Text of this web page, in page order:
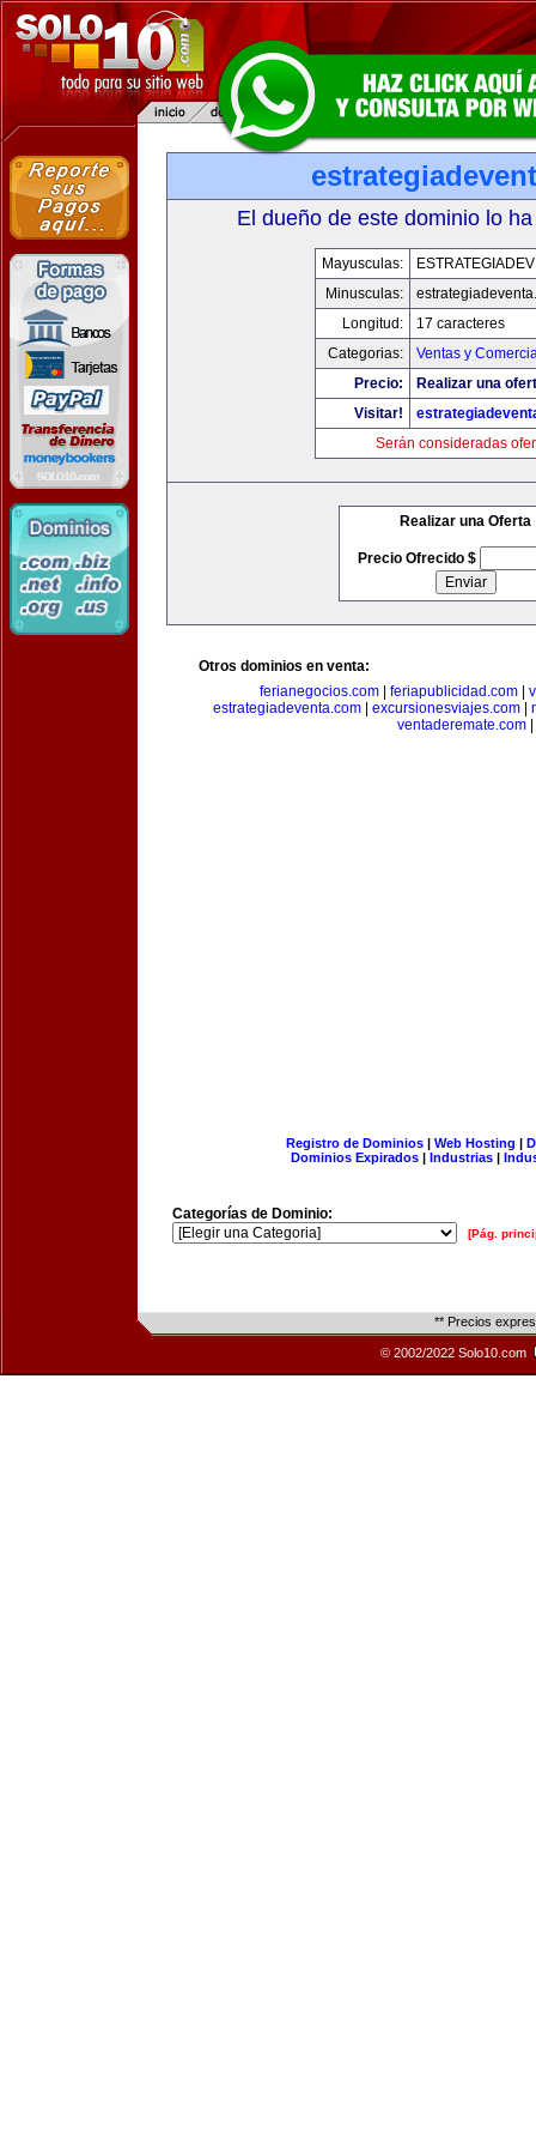
El dueño de este dominio lo
Mayusculas:
Minusculas:
Longitud:
17 caracteres
Categorias:
Ventas y
Precio:
Realizar una
Visitar!
Serán consideradas
Realizar una Oferta
Precio Ofrecido $
Otros dominios en venta:
ferianegocios.com| feriapublicidad.com|
estrategiadeventa.com| excursionesviajes.com|
ventaderemate.com
Registro de Dominios| Web Hosting |
Dominios Expirados | Industrias |
Categorías de Dominio:
[Pág.
** Precios
© 2002/2022 Solo10.com